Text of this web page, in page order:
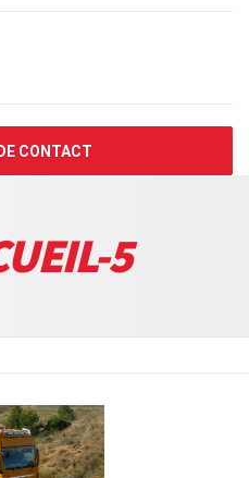
CONTACT
5